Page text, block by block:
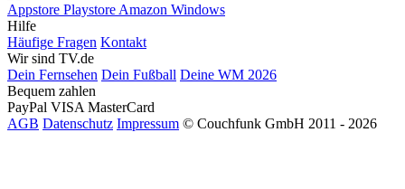
Appstore Playstore Amazon Windows
Hilfe
Häufige Fragen Kontakt
Wir sind TV.de
Dein Fernsehen Dein Fußball Deine WM 2026
Bequem zahlen
PayPal VISA MasterCard
AGB Datenschutz Impressum © Couchfunk GmbH 2011 - 2026